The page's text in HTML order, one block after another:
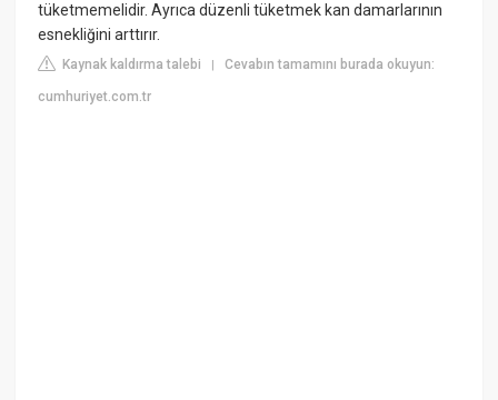
tüketmemelidir. Ayrıca düzenli tüketmek kan damarlarının
esnekliğini arttırır.
Kaynak kaldırma talebi |Cevabın tamamını burada okuyun:
cumhuriyet.com.tr